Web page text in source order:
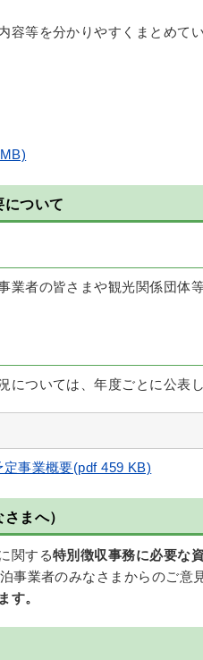
容等を分かりやすくまとめて
について
業者の皆さまや観光関係団体
については、年度ごとに公表し
事業概要(pdf 459 KB)
まへ）
関する特別徴収事務に必要な
事業者のみなさまからのご意
す。